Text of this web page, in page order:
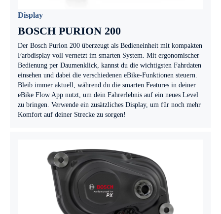
Display
BOSCH PURION 200
Der Bosch Purion 200 überzeugt als Bedieneinheit mit kompakten
Farbdisplay voll vernetzt im smarten System. Mit ergonomischer
Bedienung per Daumenklick, kannst du die wichtigsten Fahrdaten
einsehen und dabei die verschiedenen eBike-Funktionen steuern.
Bleib immer aktuell, während du die smarten Features in deiner
eBike Flow App nutzt, um dein Fahrerlebnis auf ein neues Level
zu bringen. Verwende ein zusätzliches Display, um für noch mehr
Komfort auf deiner Strecke zu sorgen!